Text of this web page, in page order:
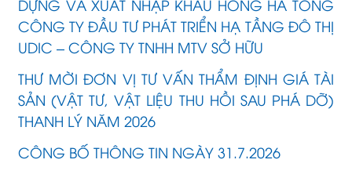
DỰNG VÀ XUẤT NHẬP KHẨU HỒNG HÀ TỔNG
CÔNG TY ĐẦU TƯ PHÁT TRIỂN HẠ TẦNG ĐÔ THỊ
UDIC – CÔNG TY TNHH MTV SỞ HỮU
THƯ MỜI ĐƠN VỊ TƯ VẤN THẨM ĐỊNH GIÁ TÀI
SẢN (VẬT TƯ, VẬT LIỆU THU HỒI SAU PHÁ DỠ)
THANH LÝ NĂM 2026
CÔNG BỐ THÔNG TIN NGÀY 31.7.2026